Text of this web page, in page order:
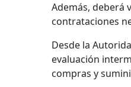
Además, deberá
contrataciones
Desde la
evaluación
compras y